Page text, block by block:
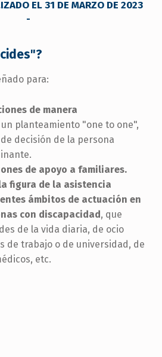
EL 31 DE MARZO DE 2023
-
para:
de manera
un planteamiento "one to one",
decisión de la persona
de apoyo a familiares.
figura de la asistencia
ámbitos de actuación en
con discapacidad, que
de la vida diaria, de ocio
de trabajo o de universidad, de
etc.